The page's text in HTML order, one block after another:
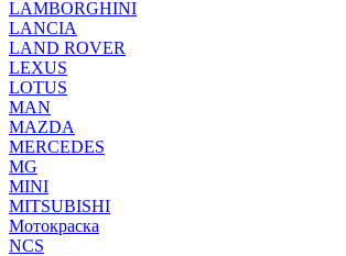
LAMBORGHINI
LANCIA
LAND ROVER
LEXUS
LOTUS
MAN
MAZDA
MERCEDES
MG
MINI
MITSUBISHI
Мотокраска
NCS